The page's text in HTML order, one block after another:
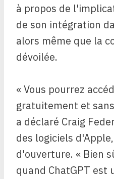
à propos de
de son intégration
alors même que la
dévoilée.
« Vous pourrez
gratuitement et
a déclaré Craig
des logiciels
d'ouverture. « Bien
quand ChatGPT est